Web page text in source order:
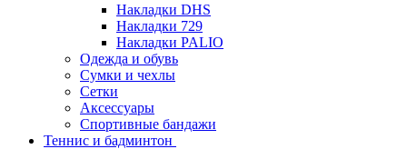
Накладки DHS
Накладки 729
Накладки PALIO
Одежда и обувь
Сумки и чехлы
Сетки
Аксессуары
Спортивные бандажи
Теннис и бадминтон